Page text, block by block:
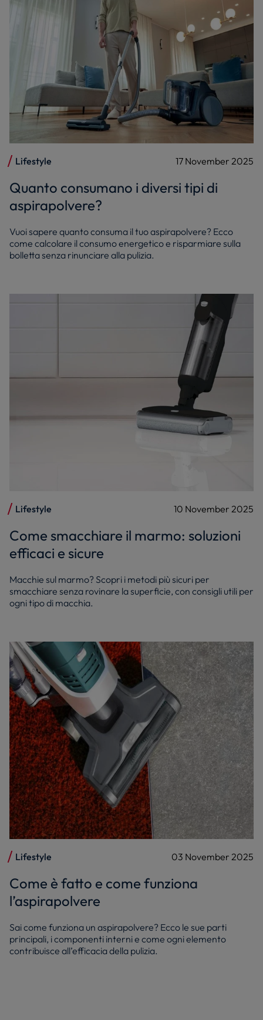
Lifestyle 17 November 2025
Quanto consumano i diversi tipi di
aspirapolvere?
Vuoi sapere quanto consuma il tuo aspirapolvere? Ecco
come calcolare il consumo energetico e risparmiare sulla
bolletta senza rinunciare alla pulizia.
Lifestyle 10 November 2025
Come smacchiare il marmo: soluzioni
efficaci e sicure
Macchie sul marmo? Scopri i metodi più sicuri per
smacchiare senza rovinare la superficie, con consigli utili per
ogni tipo di macchia.
Lifestyle 03 November 2025
Come è fatto e come funziona
l’aspirapolvere
Sai come funziona un aspirapolvere? Ecco le sue parti
principali, i componenti interni e come ogni elemento
contribuisce all’efficacia della pulizia.